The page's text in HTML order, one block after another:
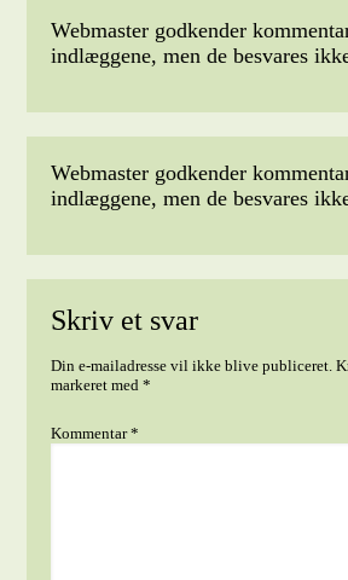
Webmaster godkender
indlæggene, men de besvares
Webmaster godkender
indlæggene, men de besvares
Skriv et svar
Din e-mailadresse vil ikke blive publiceret.
markeret med*
Kommentar*